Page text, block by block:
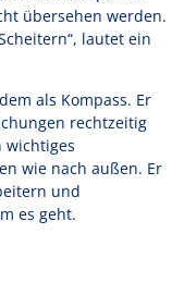
übersehen werden.
lautet ein
als Kompass. Er
rechtzeitig
wichtiges
wie nach außen. Er
und
es geht.